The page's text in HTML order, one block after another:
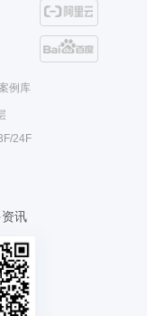
例库
24F
讯